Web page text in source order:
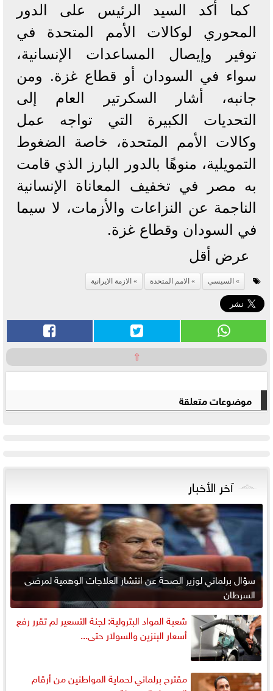
كما أكد السيد الرئيس على الدور
المحوري لوكالات الأمم المتحدة في
توفير وإيصال المساعدات الإنسانية،
سواء في السودان أو قطاع غزة. ومن
جانبه، أشار السكرتير العام إلى
التحديات الكبيرة التي تواجه عمل
وكالات الأمم المتحدة، خاصة الضغوط
التمويلية، منوهًا بالدور البارز الذي قامت
به مصر في تخفيف المعاناة الإنسانية
الناجمة عن النزاعات والأزمات، لا سيما
في السودان وقطاع غزة.
عرض أقل
السيسي الامم المتحدة الازمة الايرانية
⇧
موضوعات متعلقة
آخر الأخبار
سؤال برلماني لوزير الصحة عن انتشار العلاجات الوهمية لمرضى
السرطان
شعبة المواد البترولية: لجنة التسعير لم تقرر رفع
أسعار البنزين والسولار حتى...
مقترح برلماني لحماية المواطنين من أرقام